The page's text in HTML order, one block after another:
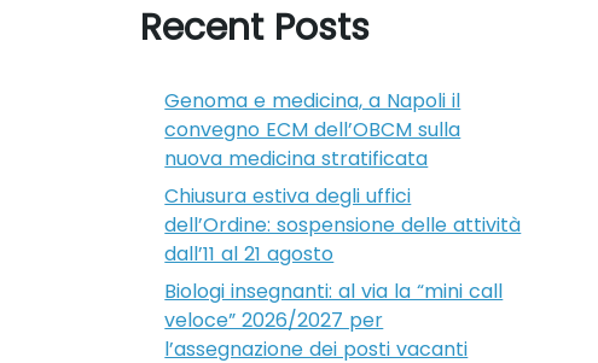
Recent Posts
Genoma e medicina, a Napoli il
convegno ECM dell’OBCM sulla
nuova medicina stratificata
Chiusura estiva degli uffici
dell’Ordine: sospensione delle attività
dall’11 al 21 agosto
Biologi insegnanti: al via la “mini call
veloce” 2026/2027 per
l’assegnazione dei posti vacanti